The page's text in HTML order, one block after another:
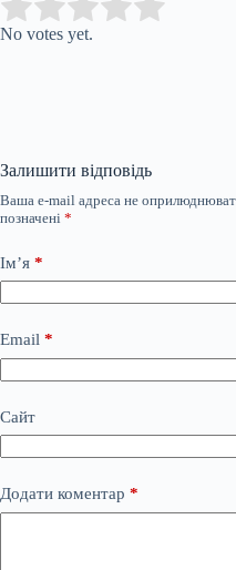
Rate this item:
No votes yet.
Залишити відповідь
Ваша e-mail адреса не
позначені *
Ім’я *
Email *
Сайт
Додати коментар *